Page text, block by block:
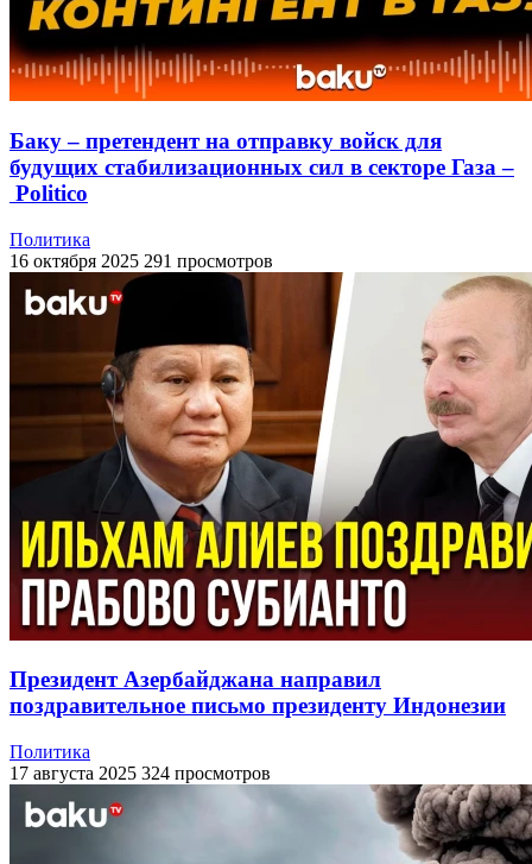
Баку – претендент на отправку войск для
будущих стабилизационных сил в секторе Газа –
Politico
Политика
16 октября 2025 291 просмотров
Президент Азербайджана направил
поздравительное письмо президенту Индонезии
Политика
17 августа 2025 324 просмотров